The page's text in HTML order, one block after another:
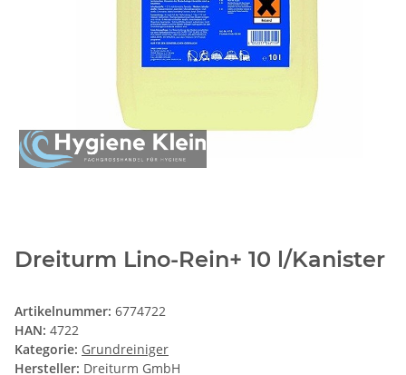
Dreiturm Lino-Rein+ 10 l/Kanister
Artikelnummer: 6774722
HAN: 4722
Kategorie: Grundreiniger
Hersteller: Dreiturm GmbH